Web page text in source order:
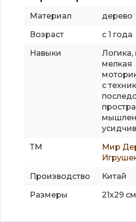
Материал
дерево
Возраст
с 1 года
Навыки
мелкая
с
ТМ
Мир
Производство
Китай
Размеры
21х29